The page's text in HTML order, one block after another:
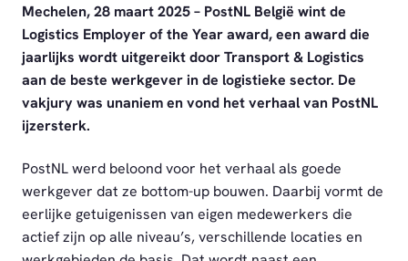
Mechelen, 28 maart 2025 – PostNL België wint de
Logistics Employer of the Year award, een award die
jaarlijks wordt uitgereikt door Transport & Logistics
aan de beste werkgever in de logistieke sector. De
vakjury was unaniem en vond het verhaal van PostNL
ijzersterk.
PostNL werd beloond voor het verhaal als goede
werkgever dat ze bottom-up bouwen. Daarbij vormt de
eerlijke getuigenissen van eigen medewerkers die
actief zijn op alle niveau’s, verschillende locaties en